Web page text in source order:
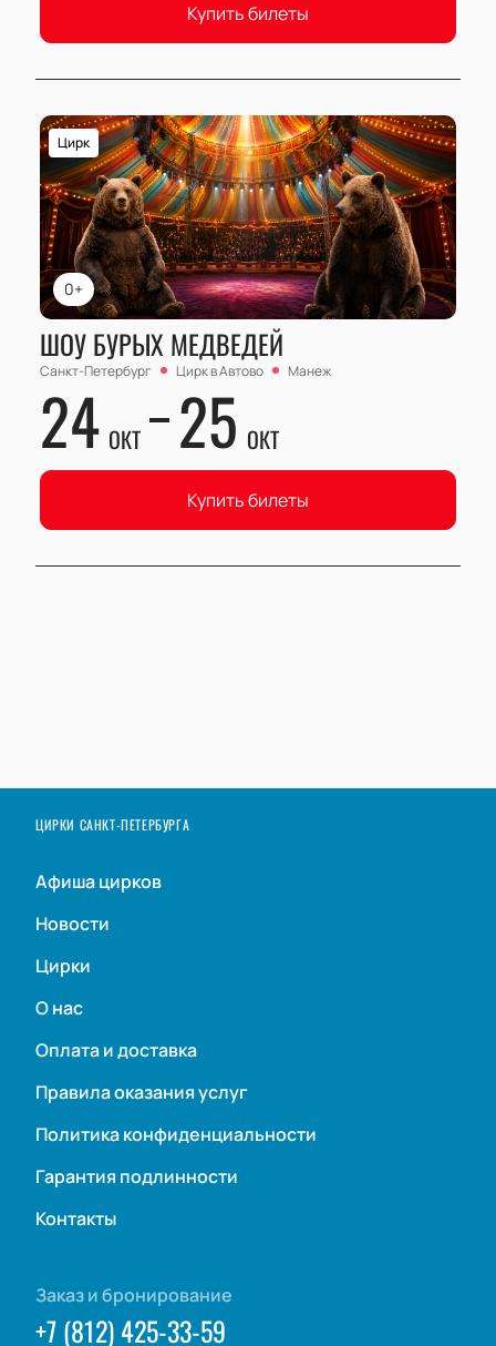
Купить билеты
0+
Цирк
ШОУ БУРЫХ МЕДВЕДЕЙ
Санкт-Петербург Цирк в Автово Манеж
24 ОКТ 25 ОКТ
Купить билеты
ЦИРКИ САНКТ-ПЕТЕРБУРГА
Афиша цирков
Новости
Цирки
О нас
Оплата и доставка
Правила оказания услуг
Политика конфиденциальности
Гарантия подлинности
Контакты
Заказ и бронирование
+7 (812) 425-33-59